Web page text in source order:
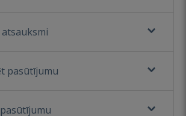
pasūtījumu